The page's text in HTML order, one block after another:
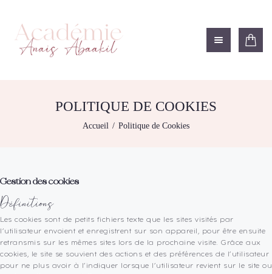
POLITIQUE DE COOKIES
Accueil Politique de Cookies
ACADÉMIE ANAÏS ABAAKIL
Formation et shop Indigo
NOS FORMATIONS
MODÈLE
COMPTE
PANIER
Gestion des cookies
Définitions
Les cookies sont de petits fichiers texte que les sites visités par
l’utilisateur envoient et enregistrent sur son appareil, pour être ensuite
retransmis sur les mêmes sites lors de la prochaine visite. Grâce aux
cookies, le site se souvient des actions et des préférences de l’utilisateur
pour ne plus avoir à l’indiquer lorsque l’utilisateur revient sur le site ou